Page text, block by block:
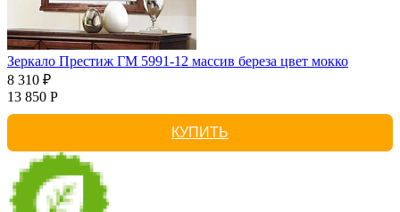
Зеркало Престиж ГМ 5991-12 массив береза цвет мокко
8 310 ₽
13 850 Р
КУПИТЬ